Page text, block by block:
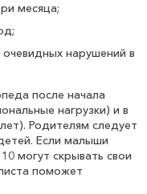
месяца;
нарушений в
после начала
нагрузки) и в
Родителям следует
Если малыши
могут скрывать свои
поможет